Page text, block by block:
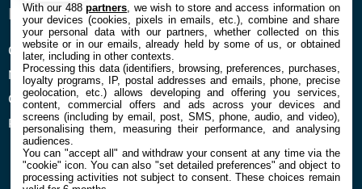
ENTREPRISE
Qui sommes nous
Mentions légales et CGU
Confidentialité et Cookies
Préférences cookies
À PROPOS
La rédaction
Contact
With our 488partners , we wish to store and access information on
your devices (cookies, pixels in emails, etc.), combine and share
your personal data with our partners, whether collected on this
website or in our emails, already held by some of us, or obtained
later, including in other contexts.
Processing this data (identifiers, browsing, preferences, purchases,
loyalty programs, IP, postal addresses and emails, phone, precise
geolocation, etc.) allows developing and offering you services,
content, commercial offers and ads across your devices and
screens (including by email, post, SMS, phone, audio, and video),
personalising them, measuring their performance, and analysing
audiences.
You can "accept all" and withdraw your consent at any time via the
"cookie" icon. You can also "set detailed preferences" and object to
processing activities not subject to consent. These choices remain